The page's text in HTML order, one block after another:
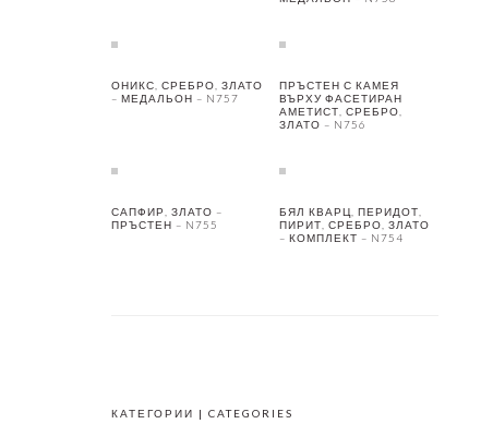
ОНИКС, СРЕБРО, ЗЛАТО
– МЕДАЛЬОН – N757
ПРЪСТЕН С КАМЕЯ
ВЪРХУ ФАСЕТИРАН
АМЕТИСТ, СРЕБРО,
ЗЛАТО – N756
САПФИР, ЗЛАТО –
ПРЪСТЕН – N755
БЯЛ КВАРЦ, ПЕРИДОТ,
ПИРИТ, СРЕБРО, ЗЛАТО
– КОМПЛЕКТ – N754
КАТЕГОРИИ | CATEGORIES